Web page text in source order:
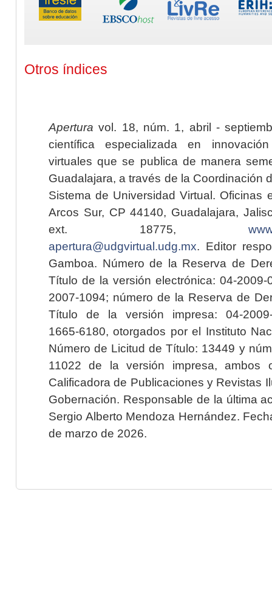
Otros índices
Apertura vol. 18, núm. 1, abril -
científica especializada en
virtuales que se publica de manera
Guadalajara, a través de la Coordinación
Sistema de Universidad Virtual. Oficinas
Arcos Sur, CP 44140, Guadalajara,
ext. 18775,
apertura@udgvirtual.udg.mx. Editor
Gamboa. Número de la Reserva de
Título de la versión electrónica: 04-2009-
2007-1094; número de la Reserva de
Título de la versión impresa: 04-2009-
1665-6180, otorgados por el Instituto
Número de Licitud de Título: 13449 y
11022 de la versión impresa, ambos
Calificadora de Publicaciones y Revistas
Gobernación. Responsable de la última
Sergio Alberto Mendoza Hernández.
de marzo de 2026.